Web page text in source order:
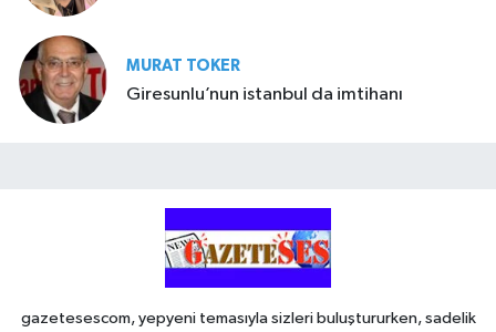
MURAT TOKER
Giresunlu’nun istanbul da imtihanı
gazetesescom, yepyeni temasıyla sizleri buluştururken, sadelik